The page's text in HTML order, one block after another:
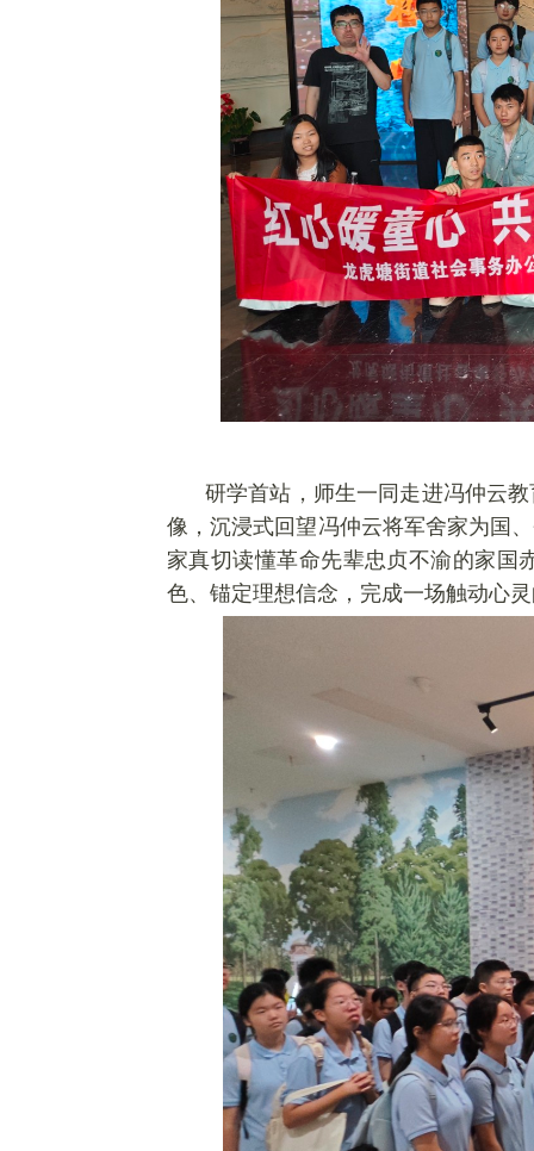
研学首站，师生一同走进冯仲云
像，沉浸式回望冯仲云将军舍家为国
家真切读懂革命先辈忠贞不渝的家国
色、 锚定理想信念，完成一场触动心